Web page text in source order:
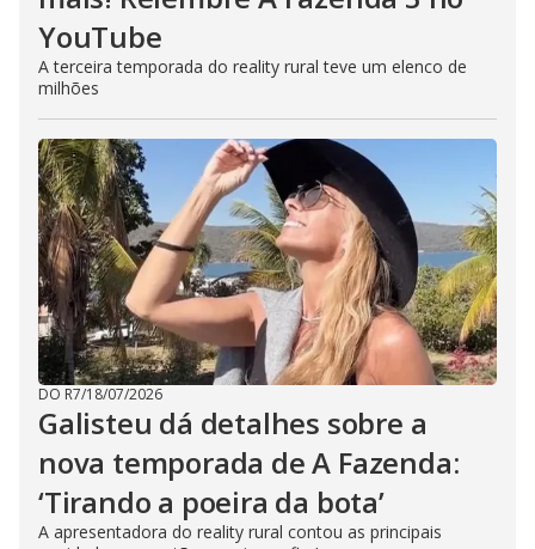
YouTube
A terceira temporada do reality rural teve um elenco de
milhões
DO R7/18/07/2026
Galisteu dá detalhes sobre a
nova temporada de A Fazenda:
‘Tirando a poeira da bota’
A apresentadora do reality rural contou as principais